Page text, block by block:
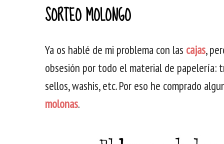
SORTEO MOLONGO
Ya os hablé de mi problema con las cajas,
obsesión por todo el material de papelería:
sellos, washis, etc. Por eso he comprado
molonas.